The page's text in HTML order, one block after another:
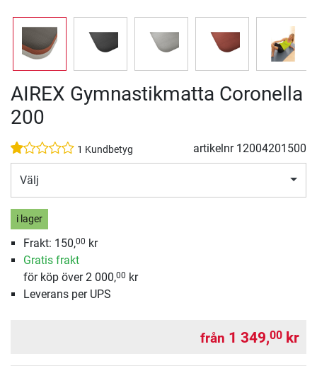
AIREX Gymnastikmatta Coronella
200
1 Kundbetyg artikelnr 12004201500
Välj
i lager
Frakt: 150,00 kr
Gratis frakt
för köp över 2 000,00 kr
Leverans per UPS
från 1 349,00 kr